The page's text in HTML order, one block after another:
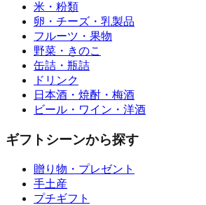
米・粉類
卵・チーズ・乳製品
フルーツ・果物
野菜・きのこ
缶詰・瓶詰
ドリンク
日本酒・焼酎・梅酒
ビール・ワイン・洋酒
ギフトシーンから探す
贈り物・プレゼント
手土産
プチギフト